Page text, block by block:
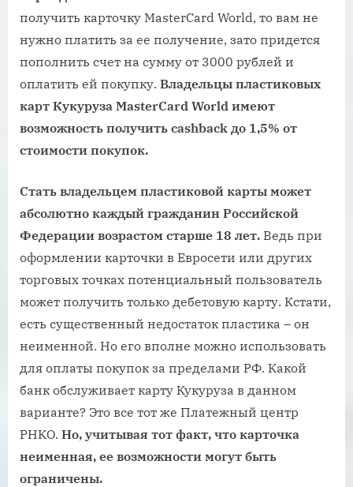
получить карточку MasterCard World, то вам не
нужно платить за ее получение, зато придется
пополнить счет на сумму от 3000 рублей и
оплатить ей покупку. Владельцы пластиковых
карт Кукуруза MasterCard World имеют
возможность получить cashback до 1,5% от
стоимости покупок.
Стать владельцем пластиковой карты может
абсолютно каждый гражданин Российской
Федерации возрастом старше 18 лет. Ведь при
оформлении карточки в Евросети или других
торговых точках потенциальный пользователь
может получить только дебетовую карту. Кстати,
есть существенный недостаток пластика – он
неименной. Но его вполне можно использовать
для оплаты покупок за пределами РФ. Какой
банк обслуживает карту Кукуруза в данном
варианте? Это все тот же Платежный центр
РНКО. Но, учитывая тот факт, что карточка
неименная, ее возможности могут быть
ограничены.